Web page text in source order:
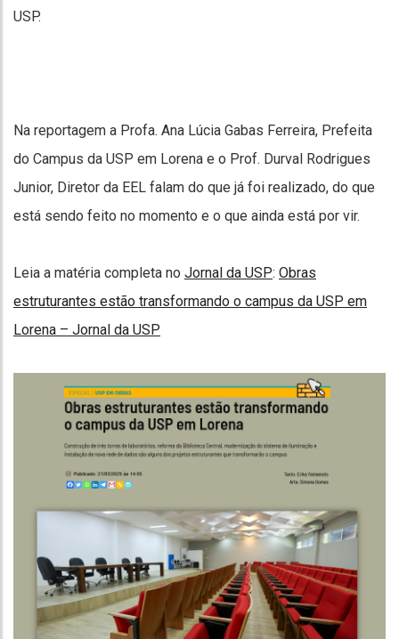
USP.
Na reportagem a Profa. Ana Lúcia Gabas Ferreira, Prefeita
do Campus da USP em Lorena e o Prof. Durval Rodrigues
Junior, Diretor da EEL falam do que já foi realizado, do que
está sendo feito no momento e o que ainda está por vir.
Leia a matéria completa no Jornal da USP: Obras
estruturantes estão transformando o campus da USP em
Lorena – Jornal da USP